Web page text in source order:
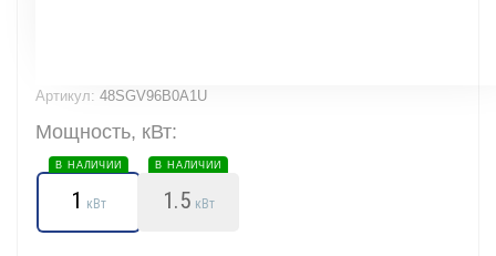
Артикул: 48SGV96B0A1U
Мощность, кВт:
1
В НАЛИЧИИ
кВт 1.5
В НАЛИЧИИ
кВт